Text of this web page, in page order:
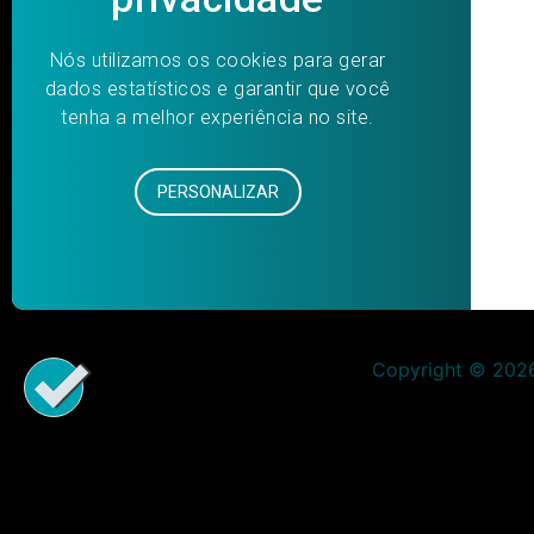
Copyright ©